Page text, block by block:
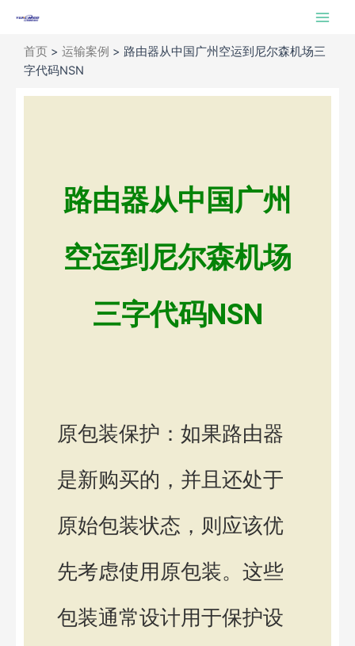
Main
首页 > 运输案例 > 路由器从中国广州空运到尼尔森机场三
字代码NSN
路由器从中国广州
空运到尼尔森机场
三字代码NSN
原包装保护：如果路由器
是新购买的，并且还处于
原始包装状态，则应该优
先考虑使用原包装。这些
包装通常设计用于保护设